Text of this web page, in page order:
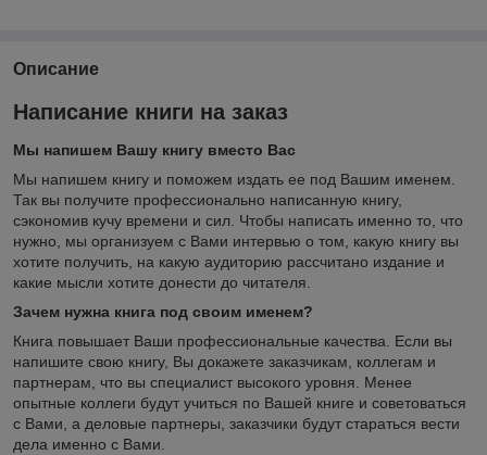
Описание
Написание книги на заказ
Мы напишем Вашу книгу вместо Вас
Мы напишем книгу и поможем издать ее под Вашим именем.
Так вы получите профессионально написанную книгу,
сэкономив кучу времени и сил. Чтобы написать именно то, что
нужно, мы организуем с Вами интервью о том, какую книгу вы
хотите получить, на какую аудиторию рассчитано издание и
какие мысли хотите донести до читателя.
Зачем нужна книга под своим именем?
Книга повышает Ваши профессиональные качества. Если вы
напишите свою книгу, Вы докажете заказчикам, коллегам и
партнерам, что вы специалист высокого уровня. Менее
опытные коллеги будут учиться по Вашей книге и советоваться
с Вами, а деловые партнеры, заказчики будут стараться вести
дела именно с Вами.